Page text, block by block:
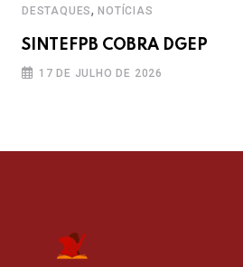
DESTAQUES,NOTÍCIAS
SINTEFPB COBRA DGEP
17 DE JULHO DE 2026